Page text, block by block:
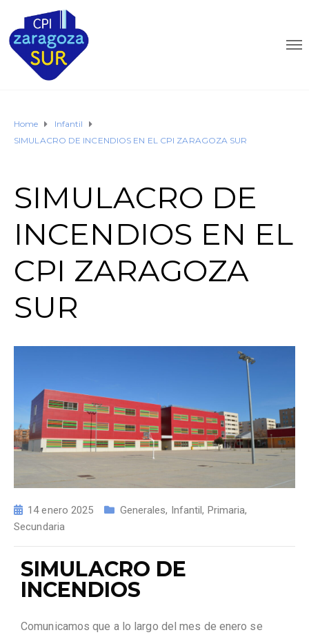
Home
Infantil
SIMULACRO DE INCENDIOS EN EL CPI ZARAGOZA SUR
SIMULACRO DE
INCENDIOS EN EL
CPI ZARAGOZA
SUR
14 enero 2025 Generales, Infantil, Primaria,
Secundaria
SIMULACRO DE
INCENDIOS
Comunicamos que a lo largo del mes de enero se